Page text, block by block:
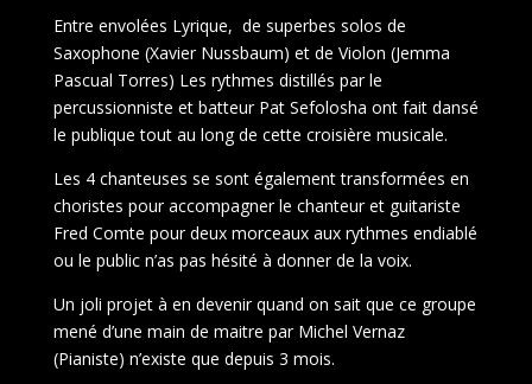
Entre envolées Lyrique, de superbes solos de
Saxophone (Xavier Nussbaum) et de Violon (Jemma
Pascual Torres) Les rythmes distillés par le
percussionniste et batteur Pat Sefolosha ont fait dansé
le publique tout au long de cette croisière musicale.
Les 4 chanteuses se sont également transformées en
choristes pour accompagner le chanteur et guitariste
Fred Comte pour deux morceaux aux rythmes endiablé
ou le public n’as pas hésité à donner de la voix.
Un joli projet à en devenir quand on sait que ce groupe
mené d’une main de maitre par Michel Vernaz
(Pianiste) n’existe que depuis 3 mois.